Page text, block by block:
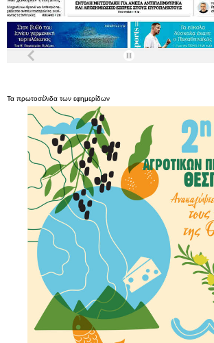
Τα πρωτοσέλιδα των εφημερίδων